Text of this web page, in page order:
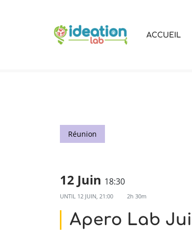
ACCUEIL
Réunion
12 Juin 18:30
UNTIL 12 JUIN, 21:00 2h 30m
Apero Lab